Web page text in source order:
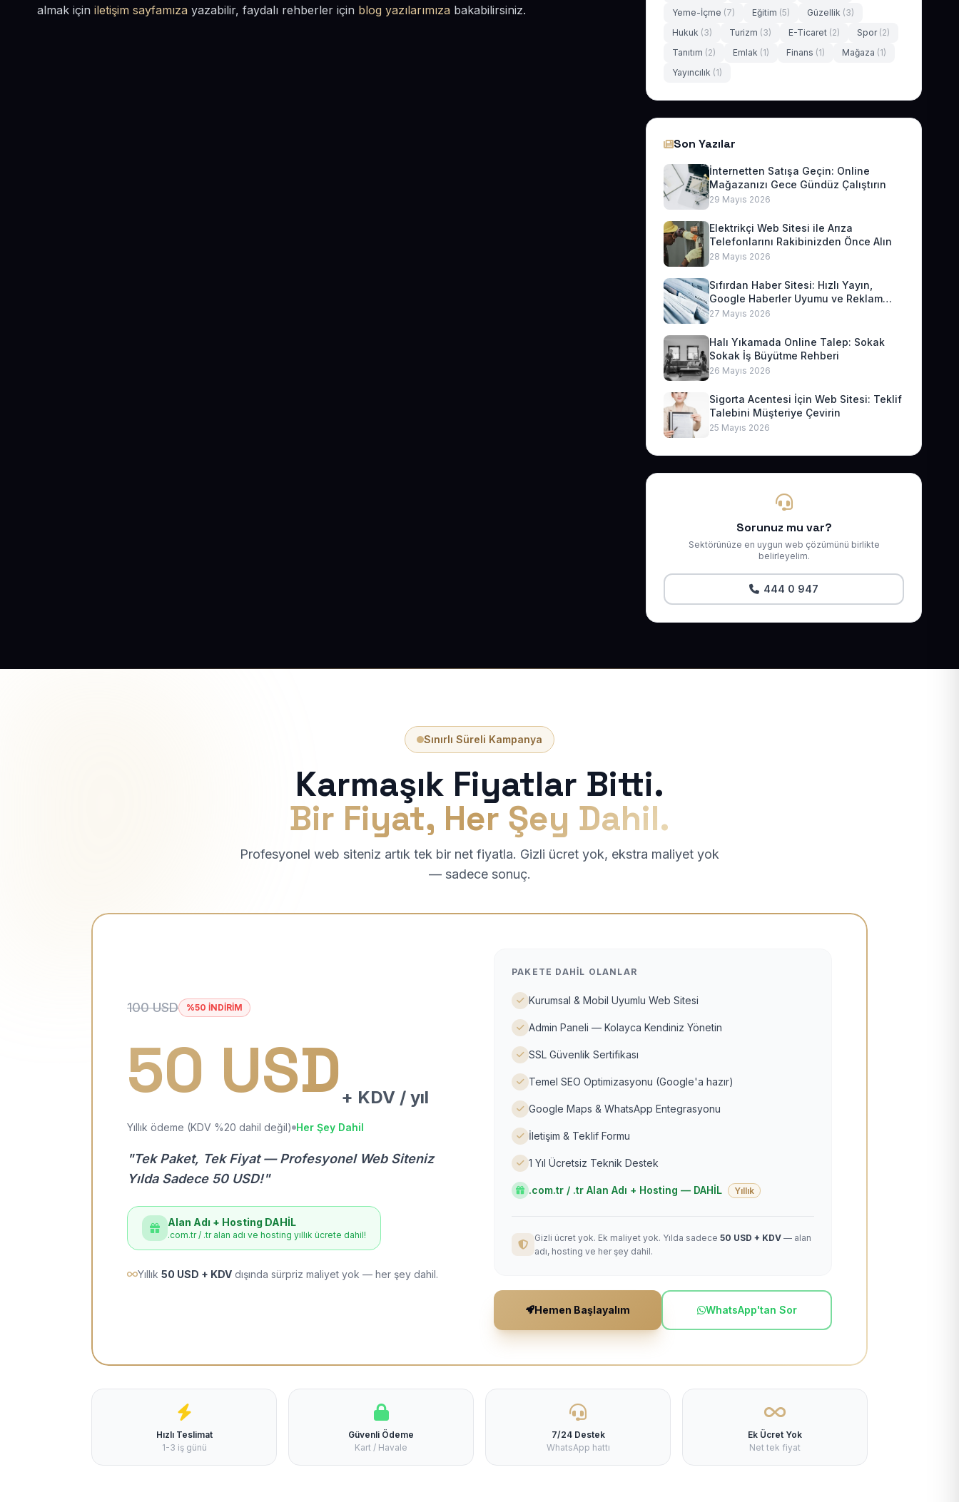
almak için iletişim sayfamıza yazabilir, faydalı rehberler için blog yazılarımıza bakabilirsiniz.
Yeme-İçme (7) Eğitim (5) Güzellik (3)
Hukuk (3) Turizm (3) E-Ticaret (2) Spor (2)
Tanıtım (2) Emlak (1) Finans (1) Mağaza (1)
Yayıncılık (1)
Son Yazılar
İnternetten Satışa Geçin: Online
Mağazanızı Gece Gündüz Çalıştırın
29 Mayıs 2026
Elektrikçi Web Sitesi ile Arıza
Telefonlarını Rakibinizden Önce Alın
28 Mayıs 2026
Sıfırdan Haber Sitesi: Hızlı Yayın,
Google Haberler Uyumu ve Reklam
Geliri
27 Mayıs 2026
Halı Yıkamada Online Talep: Sokak
Sokak İş Büyütme Rehberi
26 Mayıs 2026
Sigorta Acentesi İçin Web Sitesi: Teklif
Talebini Müşteriye Çevirin
25 Mayıs 2026
Sorunuz mu var?
Sektörünüze en uygun web çözümünü birlikte
belirleyelim.
444 0 947
Sınırlı Süreli Kampanya
Karmaşık Fiyatlar Bitti.
Bir Fiyat, Her Şey Dahil.
Profesyonel web siteniz artık tek bir net fiyatla. Gizli ücret yok, ekstra maliyet yok
— sadece sonuç.
100 USD %50 İNDİRİM
50 USD + KDV / yıl
Yıllık ödeme (KDV %20 dahil değil) Her Şey Dahil
"Tek Paket, Tek Fiyat — Profesyonel Web Siteniz
Yılda Sadece 50 USD!"
Alan Adı + Hosting DAHİL
.com.tr / .tr alan adı ve hosting yıllık ücrete dahil!
Yıllık 50 USD + KDV dışında sürpriz maliyet yok — her şey dahil.
PAKETE DAHIL OLANLAR
Kurumsal & Mobil Uyumlu Web Sitesi
Admin Paneli — Kolayca Kendiniz Yönetin
SSL Güvenlik Sertifikası
Temel SEO Optimizasyonu (Google'a hazır)
Google Maps & WhatsApp Entegrasyonu
İletişim & Teklif Formu
1 Yıl Ücretsiz Teknik Destek
.com.tr / .tr Alan Adı + Hosting — DAHİL Yıllık
Gizli ücret yok. Ek maliyet yok. Yılda sadece 50 USD + KDV — alan
adı, hosting ve her şey dahil.
Hemen Başlayalım WhatsApp'tan Sor
Hızlı Teslimat
1-3 iş günü
Güvenli Ödeme
Kart / Havale
7/24 Destek
WhatsApp hattı
Ek Ücret Yok
Net tek fiyat